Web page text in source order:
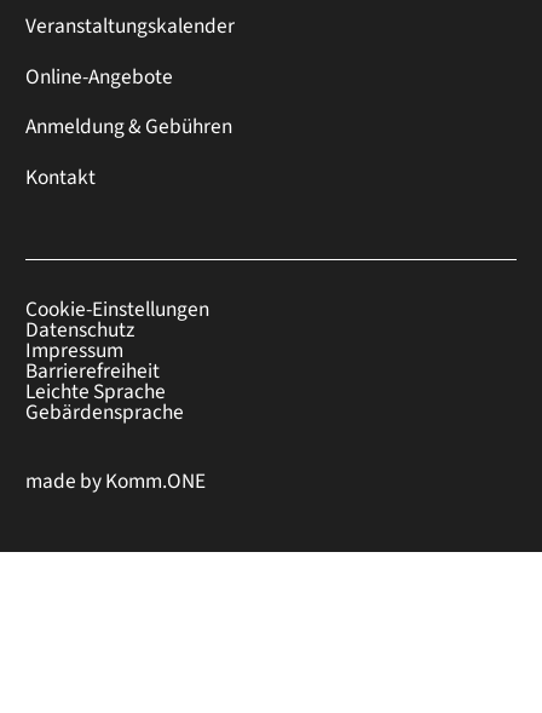
Veranstaltungskalender
Online-Angebote
Anmeldung & Gebühren
Kontakt
Cookie-Einstellungen
Datenschutz
Impressum
Barrierefreiheit
Leichte Sprache
Gebärdensprache
made byKomm.ONE